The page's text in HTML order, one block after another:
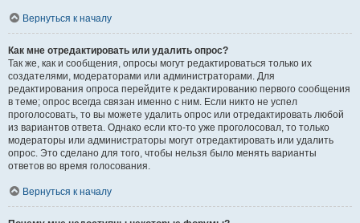
Вернуться к началу
Как мне отредактировать или удалить опрос?
Так же, как и сообщения, опросы могут редактироваться только их
создателями, модераторами или администраторами. Для
редактирования опроса перейдите к редактированию первого сообщения
в теме; опрос всегда связан именно с ним. Если никто не успел
проголосовать, то вы можете удалить опрос или отредактировать любой
из вариантов ответа. Однако если кто-то уже проголосовал, то только
модераторы или администраторы могут отредактировать или удалить
опрос. Это сделано для того, чтобы нельзя было менять варианты
ответов во время голосования.
Вернуться к началу